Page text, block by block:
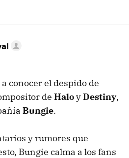
conocer el despido de
de HaloyDestiny,
Bungie.
y rumores que
Bungie calma a los fans